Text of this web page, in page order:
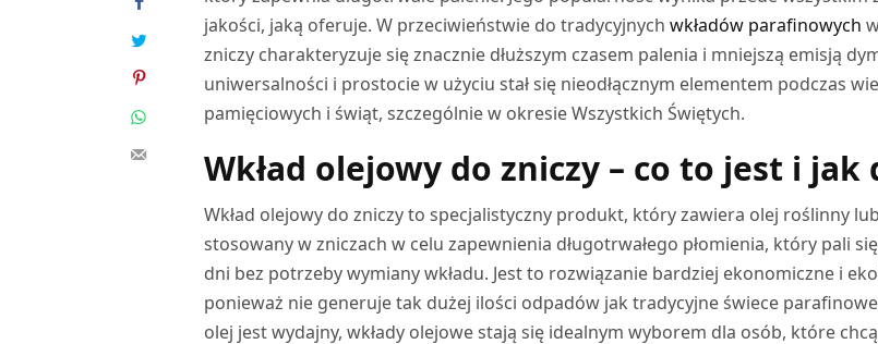
jakości, jaką oferuje. W przeciwieństwie do tradycyjnychwkładów parafinowych
zniczy charakteryzuje się znacznie dłuższym czasem palenia i mniejszą emisją
uniwersalności i prostocie w użyciu stał się nieodłącznym elementem podczas
pamięciowych i świąt, szczególnie w okresie Wszystkich Świętych.
Wkład olejowy do zniczy – co to jest i jak
Wkład olejowy do zniczy to specjalistyczny produkt, który zawiera olej roślinny
stosowany w zniczach w celu zapewnienia długotrwałego płomienia, który pali
dni bez potrzeby wymiany wkładu. Jest to rozwiązanie bardziej ekonomiczne i
ponieważ nie generuje tak dużej ilości odpadów jak tradycyjne świece
olej jest wydajny, wkłady olejowe stają się idealnym wyborem dla osób, które